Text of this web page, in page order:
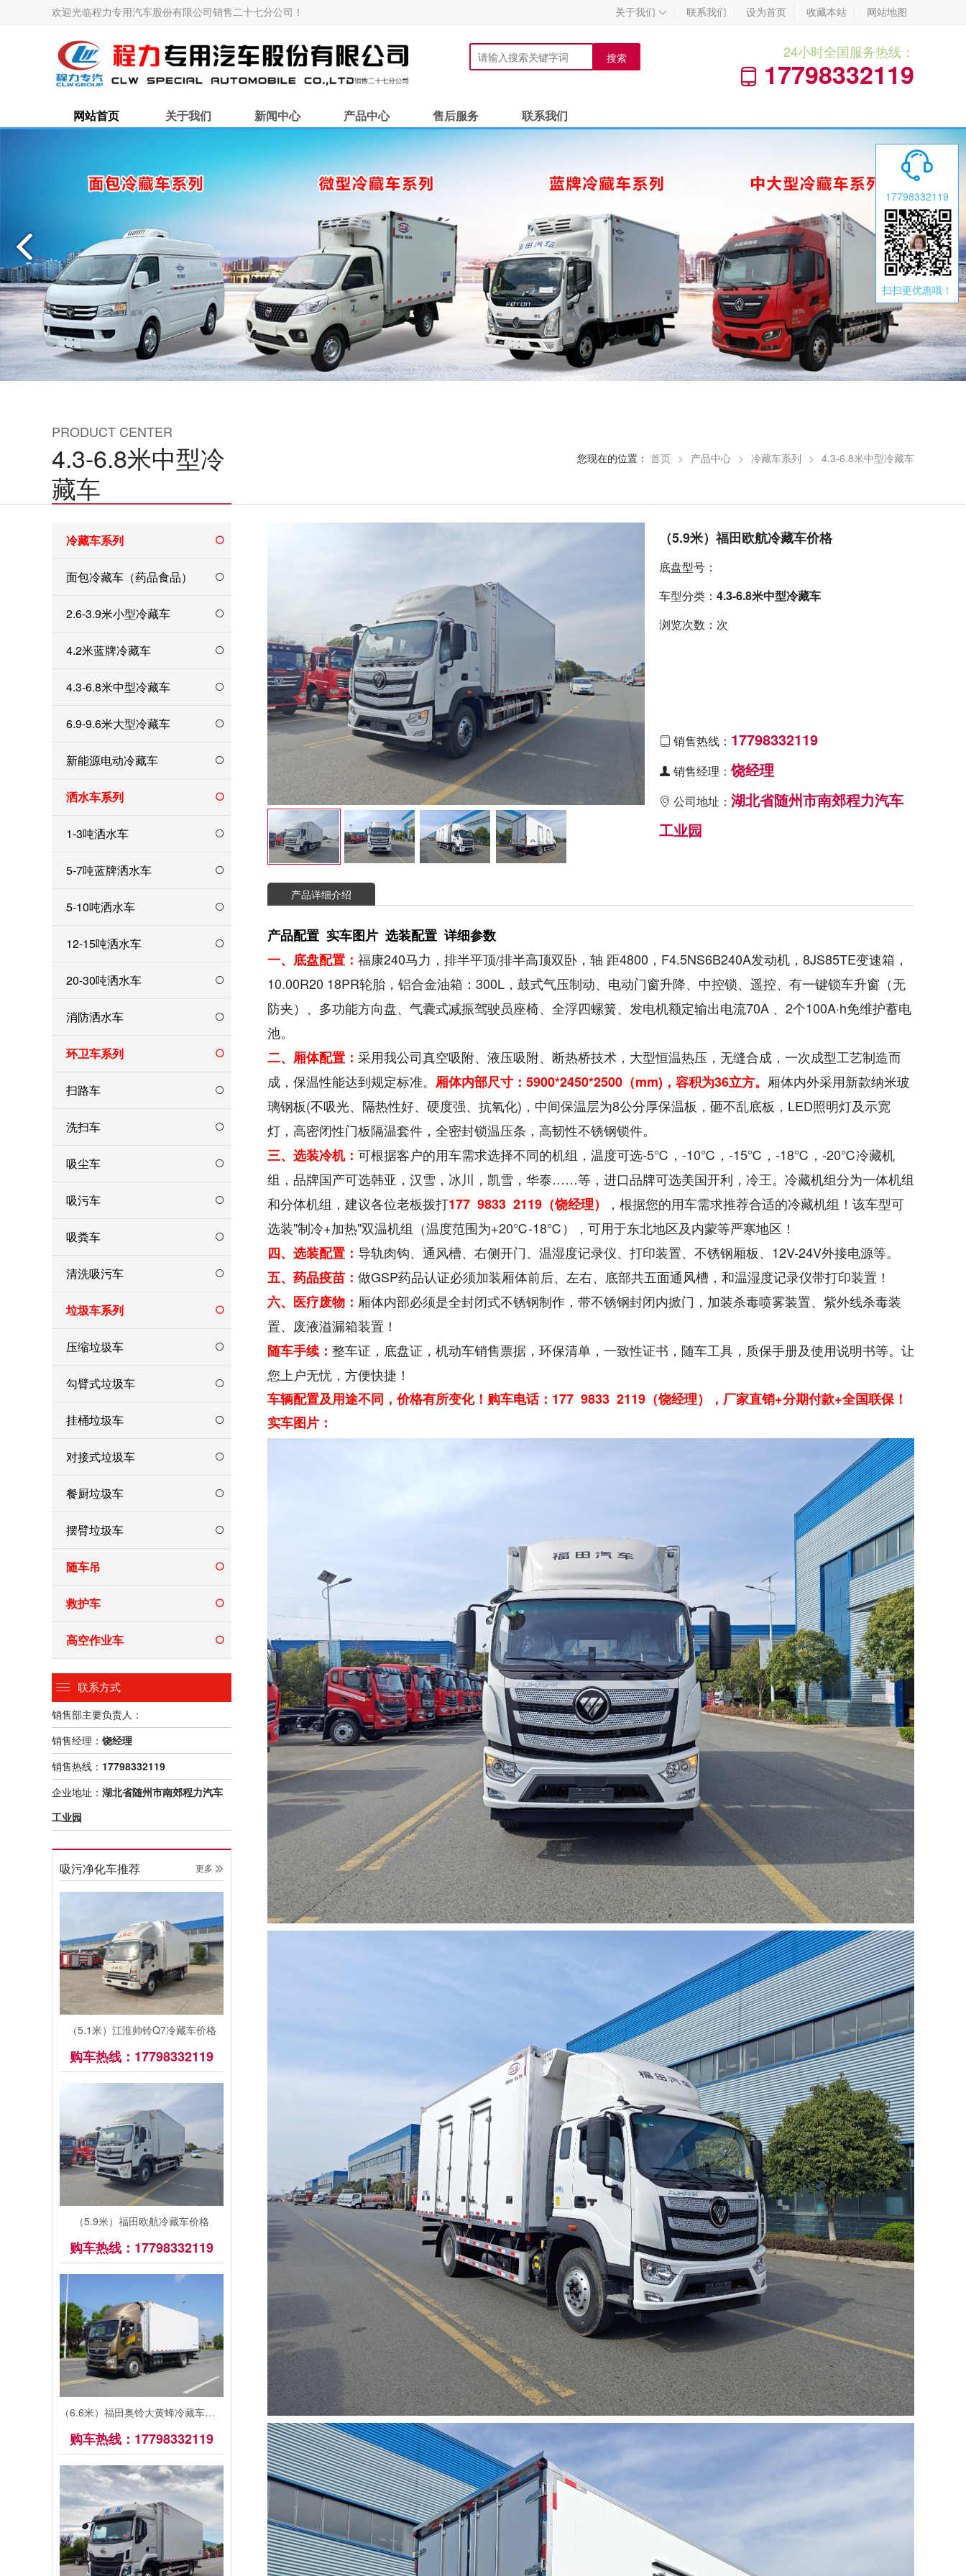
欢迎光临程力专用汽车股份有限公司销售二十七分公司！ 关于我们  联系我们 设为首页 收藏本站 网站地图
搜索
24小时全国服务热线：
 17798332119
网站首页 关于我们 新闻中心 产品中心 售后服务 联系我们
PRODUCT CENTER
4.3-6.8米中型冷
藏车
您现在的位置： 首页 > 产品中心 > 冷藏车系列 > 4.3-6.8米中型冷藏车
冷藏车系列
面包冷藏车（药品食品）
2.6-3.9米小型冷藏车
4.2米蓝牌冷藏车
4.3-6.8米中型冷藏车
6.9-9.6米大型冷藏车
新能源电动冷藏车
洒水车系列
1-3吨洒水车
5-7吨蓝牌洒水车
5-10吨洒水车
12-15吨洒水车
20-30吨洒水车
消防洒水车
环卫车系列
扫路车
洗扫车
吸尘车
吸污车
吸粪车
清洗吸污车
垃圾车系列
压缩垃圾车
勾臂式垃圾车
挂桶垃圾车
对接式垃圾车
餐厨垃圾车
摆臂垃圾车
随车吊
救护车
高空作业车
联系方式
销售部主要负责人：
销售经理： 饶经理
销售热线： 17798332119
企业地址： 湖北省随州市南郊程力汽车
工业园
吸污净化车推荐 更多 
（5.1米）江淮帅铃Q7冷藏车价格
购车热线：17798332119
（5.9米）福田欧航冷藏车价格
购车热线：17798332119
（6.6米）福田奥铃大黄蜂冷藏车价格
购车热线：17798332119
（5.9米）福田欧航冷藏车价格
底盘型号：
车型分类： 4.3-6.8米中型冷藏车
浏览次数：次
 销售热线： 17798332119
 销售经理： 饶经理
 公司地址： 湖北省随州市南郊程力汽车
工业园
产品详细介绍
产品配置 实车图片 选装配置 详细参数
一、底盘配置： 福康240马力，排半平顶/排半高顶双卧，轴 距4800，F4.5NS6B240A发动机，8JS85TE变速箱，
10.00R20 18PR轮胎，铝合金油箱：300L，鼓式气压制动、电动门窗升降、中控锁、遥控、有一键锁车升窗（无
防夹）、多功能方向盘、气囊式减振驾驶员座椅、全浮四螺簧、发电机额定输出电流70A 、2个100A·h免维护蓄电
池。
二、厢体配置： 采用我公司真空吸附、液压吸附、断热桥技术，大型恒温热压，无缝合成，一次成型工艺制造而
成，保温性能达到规定标准。 厢体内部尺寸： 5900*2450*2500 （mm)，容积为36立方。 厢体内外采用新款纳米玻
璃钢板(不吸光、隔热性好、硬度强、抗氧化)，中间保温层为8公分厚保温板，砸不乱底板，LED照明灯及示宽
灯，高密闭性门板隔温套件，全密封锁温压条，高韧性不锈钢锁件。
三、选装冷机： 可根据客户的用车需求选择不同的机组，温度可选-5℃，-10℃，-15℃，-18℃，-20℃冷藏机
组，品牌国产可选韩亚，汉雪，冰川，凯雪，华泰……等，进口品牌可选美国开利，冷王。冷藏机组分为一体机组
和分体机组，建议各位老板拨打177 9833 2119（饶经理）
，根据您的用车需求推荐合适的冷藏机组！该车型可
选装"制冷+加热"双温机组（温度范围为+20℃-18℃），可用于东北地区及内蒙等严寒地区！
四、选装配置： 导轨肉钩、通风槽、右侧开门、温湿度记录仪、打印装置、不锈钢厢板、12V-24V外接电源等。
五、药品疫苗： 做GSP药品认证必须加装厢体前后、左右、底部共五面通风槽，和温湿度记录仪带打印装置！
六、医疗废物： 厢体内部必须是全封闭式不锈钢制作，带不锈钢封闭内掀门，加装杀毒喷雾装置、紫外线杀毒装
置、废液溢漏箱装置！
随车手续： 整车证，底盘证，机动车销售票据，环保清单，一致性证书，随车工具，质保手册及使用说明书等。让
您上户无忧，方便快捷！
车辆配置及用途不同，价格有所变化！购车电话：177 9833 2119（饶经理），厂家直销+分期付款+全国联保！
实车图片：

17798332119
扫扫更优惠哦！